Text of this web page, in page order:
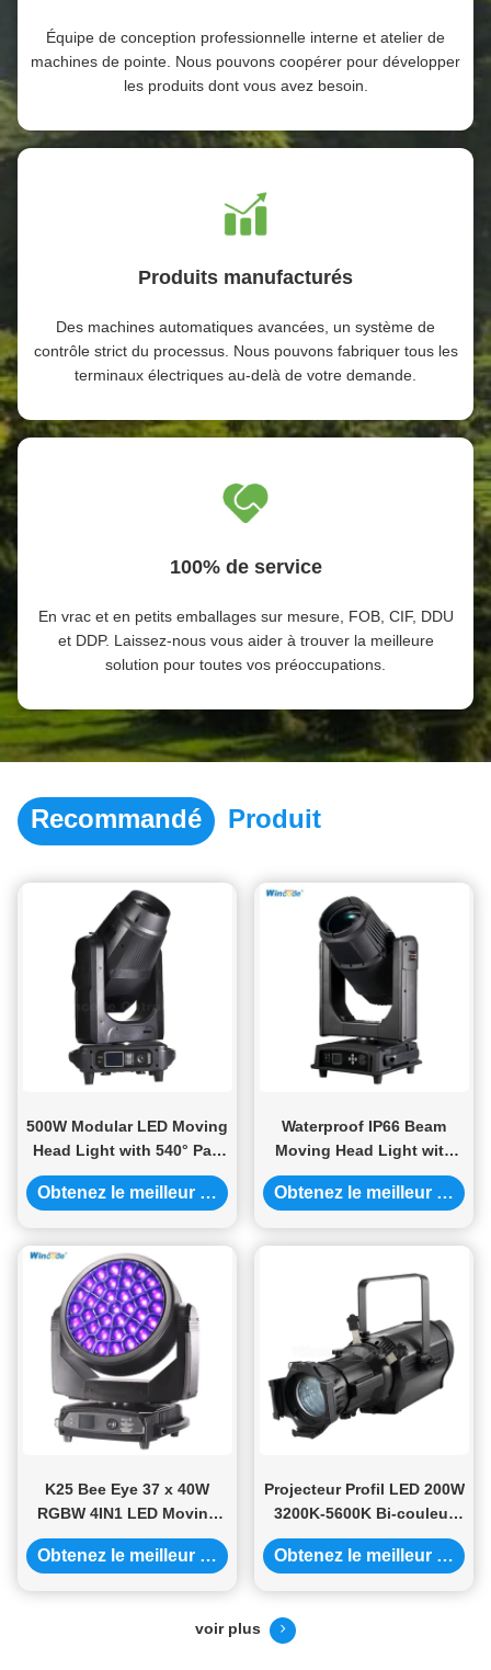
Équipe de conception professionnelle interne et atelier de
machines de pointe. Nous pouvons coopérer pour développer
les produits dont vous avez besoin.
Produits manufacturés
Des machines automatiques avancées, un système de
contrôle strict du processus. Nous pouvons fabriquer tous les
terminaux électriques au-delà de votre demande.
100% de service
En vrac et en petits emballages sur mesure, FOB, CIF, DDU
et DDP. Laissez-nous vous aider à trouver la meilleure
solution pour toutes vos préoccupations.
Recommandé Produit
500W Modular LED Moving
Head Light with 540° Pan
and 270° Tilt Movement for
Professional Stage Obtenez le meilleur prix
Waterproof IP66 Beam
Moving Head Light with
400W Module LED and 4-
35° Zoom Angle for Obtenez le meilleur prix
K25 Bee Eye 37 x 40W
RGBW 4IN1 LED Moving
Head Light with DMX512
and RDM Control andObtenez le meilleur prix
Projecteur Profil LED 200W
3200K-5600K Bi-couleur
Durée de vie 50000h
Obtenez le meilleur prix
voir plus